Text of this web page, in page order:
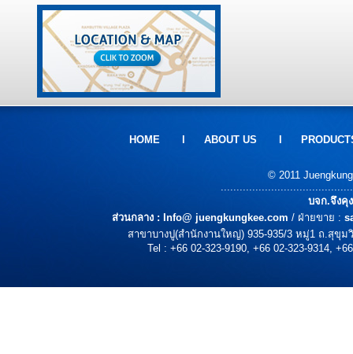
HOMEl ABOUT US
© 2011
บจก.จึงคุ
ส่วนกลาง : Info@ juengkungkee.com / ฝ่ายขาย :
สาขาบางปู(สำนักงานใหญ่) 935-935/3 หมู่1 ถ.สุขุ
Tel : +66 02-323-9190, +66 02-323-9314,